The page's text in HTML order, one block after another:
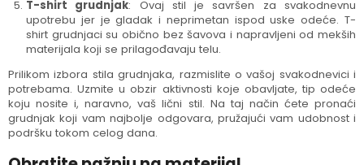
T-shirt grudnjak: Ovaj stil je savršen za svakodnevnu
upotrebu jer je gladak i neprimetan ispod uske odeće. T-
shirt grudnjaci su obično bez šavova i napravljeni od mekših
materijala koji se prilagođavaju telu.
Prilikom izbora stila grudnjaka, razmislite o vašoj svakodnevici i
potrebama. Uzmite u obzir aktivnosti koje obavljate, tip odeće
koju nosite i, naravno, vaš lični stil. Na taj način ćete pronaći
grudnjak koji vam najbolje odgovara, pružajući vam udobnost i
podršku tokom celog dana.